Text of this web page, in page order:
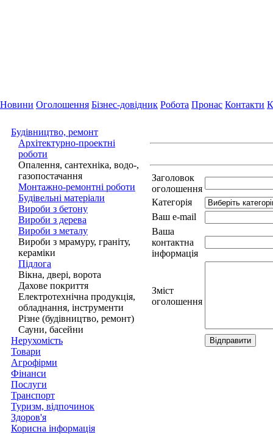
Новини Оголошення Бізнес-довідник Робота Пронас Контакти
Будівництво, ремонт
Архітектурно-проектні
роботи
Опалення, сантехніка, водо-,
газопостачання
Монтажно-ремонтні роботи
Будівельні матеріали
Вироби з бетону
Вироби з дерева
Вироби з металу
Вироби з мрамуру, граніту,
кераміки
Підлога
Вікна, двері, ворота
Дахове покриття
Електротехнічна продукція,
обладнання, інструменти
Різне (будівництво, ремонт)
Сауни, басейни
Нерухомість
Товари
Агрофірми
Фінанси
Послуги
Транспорт
Туризм, відпочинок
Здоров'я
Корисна інформація
Заголовок
оголошення
Категорія
Ваш e-mail
Ваша
контактна
інформація
Зміст
оголошення